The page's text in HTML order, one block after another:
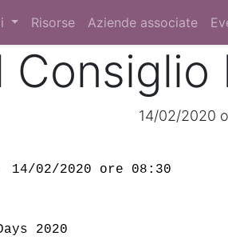
Risorse Aziende associate
14/02/2020
14/02/2020 ore 08:30
2020